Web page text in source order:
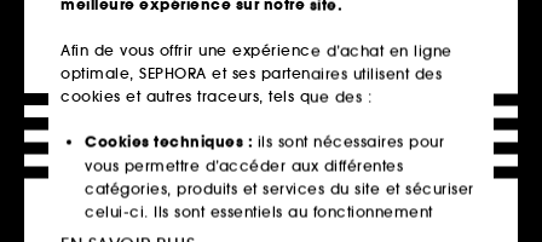
Stronger with You Intensely
Eau de Parfum ambrée boisée pour homme
523
88,50€
Prix d'origine : 118,00€
88,50€ 100ml
Option gravure
3 contenances disponibles
Ajouter au panier
L'Interdit
2037
112,00€
Prix d'origine : 160,00€ -30%
112,00€ /100ml
7 contenances disponibles
Ajouter au panier
meilleure expérience sur notre site.
Afin de vous offrir une expérience d’achat en ligne
optimale, SEPHORA et ses partenaires utilisent des
cookies et autres traceurs, tels que des :
Cookies techniques : ils sont nécessaires pour
vous permettre d’accéder aux différentes
catégories, produits et services du site et sécuriser
celui-ci. Ils sont essentiels au fonctionnement
technique du site et ne peuvent être désactivés.